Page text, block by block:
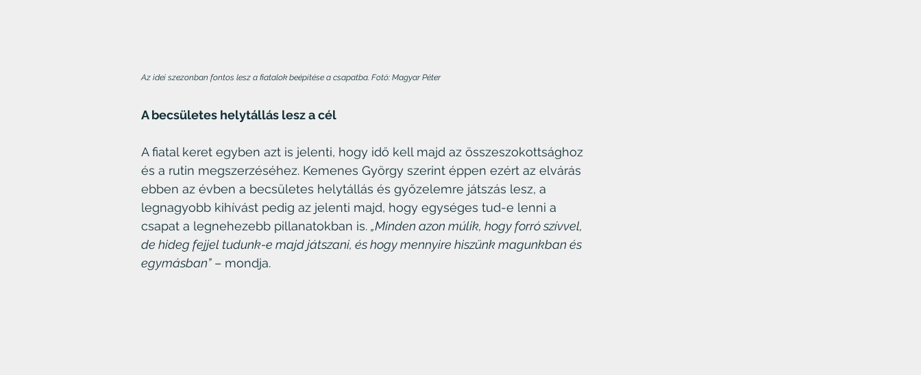
Az idei szezonban fontos lesz a fiatalok beépítése a csapatba. Fotó: Magyar Péter
A becsületes helytállás lesz a cél
A fiatal keret egyben azt is jelenti, hogy idő kell majd az összeszokottsághoz
és a rutin megszerzéséhez. Kemenes György szerint éppen ezért az elvárás
ebben az évben a becsületes helytállás és győzelemre játszás lesz, a
legnagyobb kihívást pedig az jelenti majd, hogy egységes tud-e lenni a
csapat a legnehezebb pillanatokban is. „Minden azon múlik, hogy forró szívvel,
de hideg fejjel tudunk-e majd játszani, és hogy mennyire hiszünk magunkban és
egymásban” – mondja.